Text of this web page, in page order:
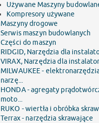
Używane Maszyny
Kompresory używane
Maszyny drogowe
Serwis maszyn budowlanych
Części do maszyn
RIDGID, Narzędzia dla
VIRAX, Narzędzia dla
MILWAUKEE -
narzę...
HONDA - agregaty
moto...
RUKO - wiertła i obróbka
Terrax - narzędzia skrawające